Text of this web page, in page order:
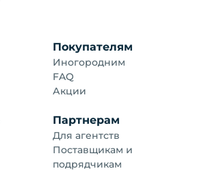
Покупателям
Иногородним
FAQ
Акции
Партнерам
Для агентств
Поставщикам и
подрядчикам